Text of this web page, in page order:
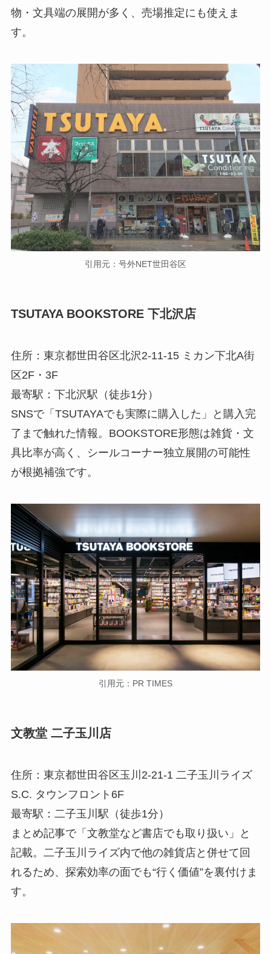
物・文具端の展開が多く、売場推定にも使えま
す。
引用元：号外NET世田谷区
TSUTAYA BOOKSTORE 下北沢店
住所：東京都世田谷区北沢2-11-15 ミカン下北A街
区2F・3F
最寄駅：下北沢駅（徒歩1分）
SNSで「TSUTAYAでも実際に購入した」と購入完
了まで触れた情報。BOOKSTORE形態は雑貨・文
具比率が高く、シールコーナー独立展開の可能性
が根拠補強です。
引用元：PR TIMES
文教堂 二子玉川店
住所：東京都世田谷区玉川2-21-1 二子玉川ライズ
S.C. タウンフロント6F
最寄駅：二子玉川駅（徒歩1分）
まとめ記事で「文教堂など書店でも取り扱い」と
記載。二子玉川ライズ内で他の雑貨店と併せて回
れるため、探索効率の面でも“行く価値”を裏付けま
す。